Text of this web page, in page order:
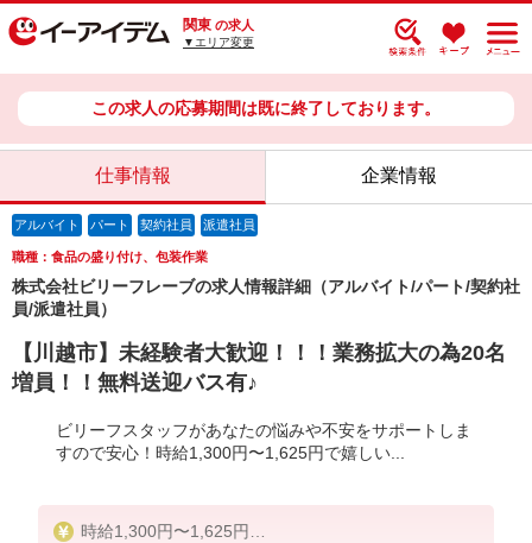
関東 の求人
▼エリア変更
この求人の応募期間は既に終了しております。
仕事情報 企業情報
アルバイト パート 契約社員 派遣社員
職種：食品の盛り付け、包装作業
株式会社ビリーフレーブの求人情報詳細（アルバイト/パート/契約社
員/派遣社員）
【川越市】未経験者大歓迎！！！業務拡大の為20名
増員！！無料送迎バス有♪
ビリーフスタッフがあなたの悩みや不安をサポートしま
すので安心！時給1,300円〜1,625円で嬉しい...
時給1,300円〜1,625円